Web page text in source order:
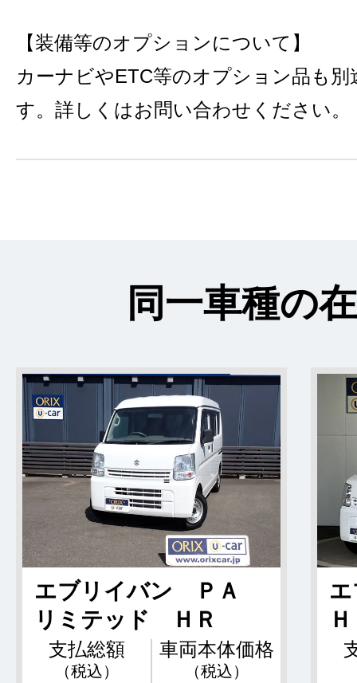
【装備等のオプションについて】
カーナビやETC等のオプション品も
す。詳しくはお問い合わせください。
同一車種の
エブリイバン ＰＡ
リミテッド ＨＲ
支払総額
（税込）
車両本体価格
（税込）